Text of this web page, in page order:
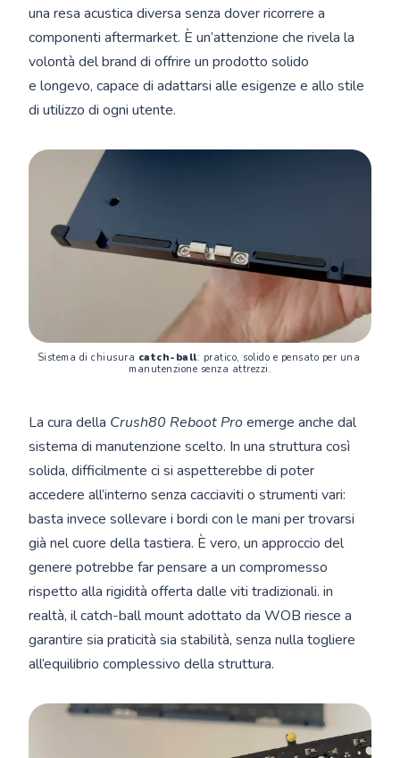
una resa acustica diversa senza dover ricorrere a
componenti aftermarket. È un’attenzione che rivela la
volontà del brand di offrire un prodotto solido
e longevo, capace di adattarsi alle esigenze e allo stile
di utilizzo di ogni utente.
Sistema di chiusura catch-ball: pratico, solido e pensato per una
manutenzione senza attrezzi.
La cura della Crush80 Reboot Proemerge anche dal
sistema di manutenzione scelto. In una struttura così
solida, difficilmente ci si aspetterebbe di poter
accedere all’interno senza cacciaviti o strumenti vari:
basta invece sollevare i bordi con le mani per trovarsi
già nel cuore della tastiera. È vero, un approccio del
genere potrebbe far pensare a un compromesso
rispetto alla rigidità offerta dalle viti tradizionali. in
realtà, il catch-ball mount adottato da WOB riesce a
garantire sia praticità sia stabilità, senza nulla togliere
all’equilibrio complessivo della struttura.